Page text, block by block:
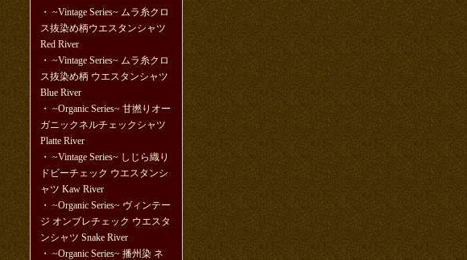
・ ~Vintage Series~ ムラ糸クロ
ス抜染め柄ウエスタンシャツ
Red River
・ ~Vintage Series~ ムラ糸クロ
ス抜染め柄 ウエスタンシャツ
Blue River
・ ~Organic Series~ 甘撚りオー
ガニックネルチェックシャツ
Platte River
・ ~Vintage Series~ しじら織り
ドビーチェック ウエスタンシ
ャツ Kaw River
・ ~Organic Series~ ヴィンテー
ジ オンブレチェック ウエスタ
ンシャツ Snake River
・ ~Organic Series~ 播州染 ネ